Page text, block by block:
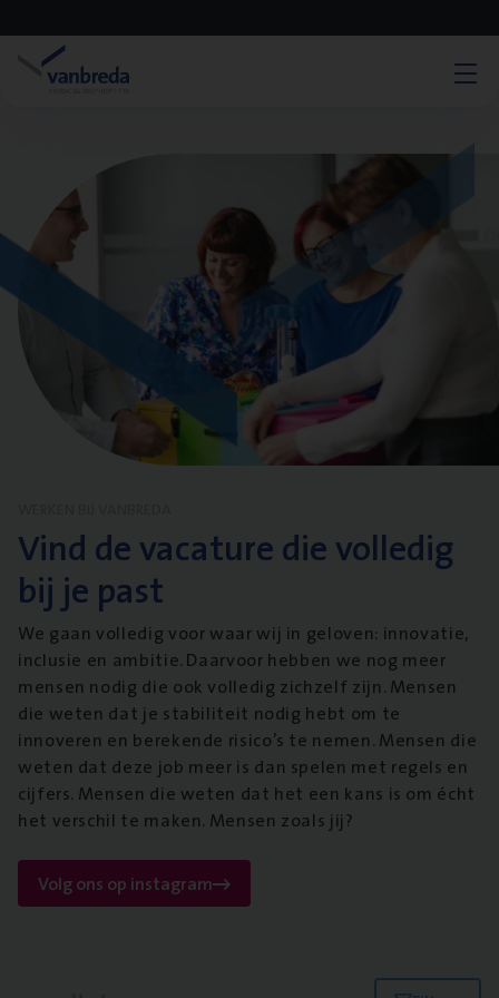
Vind de vacature die volledig
bij je past
We gaan volledig voor waar wij in geloven: innovatie,
inclusie en ambitie. Daarvoor hebben we nog meer
mensen nodig die ook volledig zichzelf zijn. Mensen
die weten dat je stabiliteit nodig hebt om te
innoveren en berekende risico’s te nemen. Mensen die
weten dat deze job meer is dan spelen met regels en
cijfers. Mensen die weten dat het een kans is om écht
het verschil te maken. Mensen zoals jij?
Volg ons op instagram